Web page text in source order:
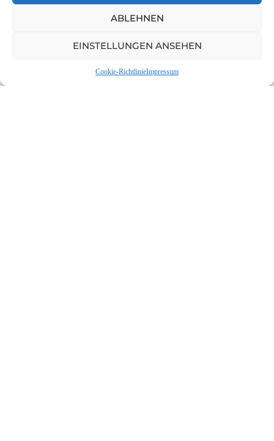
ABLEHNEN
EINSTELLUNGEN ANSEHEN
Cookie-RichtlinieImpressum
Restaurantbesitzern und
Einwohnern der Stadt, die sich nach
dem russischen Angriff dazu
und die Ausstattung und